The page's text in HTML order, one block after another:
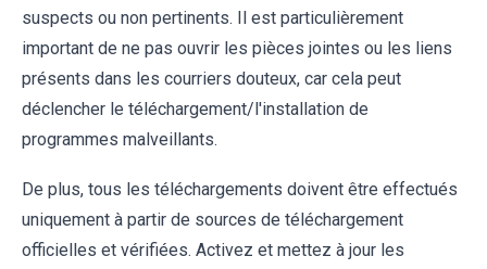
suspects ou non pertinents. Il est particulièrement
important de ne pas ouvrir les pièces jointes ou les liens
présents dans les courriers douteux, car cela peut
déclencher le téléchargement/l'installation de
programmes malveillants.
De plus, tous les téléchargements doivent être effectués
uniquement à partir de sources de téléchargement
officielles et vérifiées. Activez et mettez à jour les